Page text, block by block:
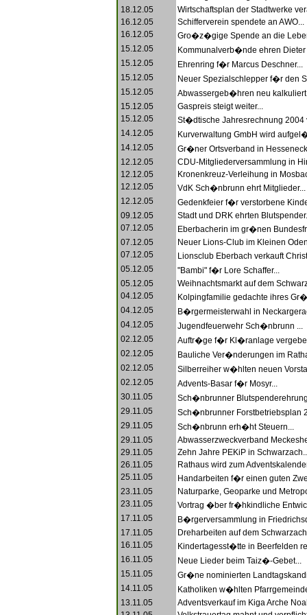
18.12.05
Wirtschaftsplan der Stadtwerke
16.12.05
Schifferverein spendete an AWO...
16.12.05
Gro�z�gige Spende an die
15.12.05
Kommunalverb�nde ehren Dieter
15.12.05
Ehrenring f�r Marcus Deschner...
15.12.05
Neuer Spezialschlepper f�r den
15.12.05
Abwassergeb�hren neu
15.12.05
Gaspreis steigt weiter...
15.12.05
St�dtische Jahresrechnung 2004
14.12.05
Kurverwaltung GmbH wird
14.12.05
Gr�ner Ortsverband in
12.12.05
CDU-Mitgliederversammlung in
12.12.05
Kronenkreuz-Verleihung in
12.12.05
VdK Sch�nbrunn ehrt Mitglieder...
12.12.05
Gedenkfeier f�r verstorbene
09.12.05
Stadt und DRK ehrten
07.12.05
Eberbacherin im gr�nen
07.12.05
Neuer Lions-Club im Kleinen
07.12.05
Lionsclub Eberbach verkauft
05.12.05
"Bambi" f�r Lore Schaffer...
05.12.05
Weihnachtsmarkt auf dem
04.12.05
Kolpingfamilie gedachte ihres
04.12.05
B�rgermeisterwahl in
04.12.05
Jugendfeuerwehr Sch�nbrunn ...
02.12.05
Auftr�ge f�r Kl�ranlage
02.12.05
Bauliche Ver�nderungen im
02.12.05
Silberreiher w�hlten neuen
02.12.05
Advents-Basar f�r Mosyr...
30.11.05
Sch�nbrunner
29.11.05
Sch�nbrunner Forstbetriebsplan
29.11.05
Sch�nbrunn erh�ht Steuern...
29.11.05
Abwasserzweckverband
29.11.05
Zehn Jahre PEKiP in
26.11.05
Rathaus wird zum
25.11.05
Handarbeiten f�r einen guten
23.11.05
Naturparke, Geoparke und
23.11.05
Vortrag �ber fr�hkindliche
17.11.05
B�rgerversammlung in
17.11.05
Dreharbeiten auf dem
16.11.05
Kindertagesst�tte in Beerfelden
16.11.05
Neue Lieder beim Taiz�-Gebet...
15.11.05
Gr�ne nominierten
14.11.05
Katholiken w�hlten
13.11.05
Adventsverkauf im Kiga Arche